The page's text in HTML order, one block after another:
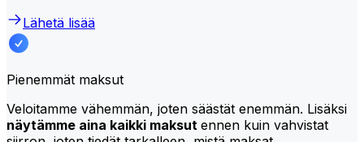
Lähetä lisää
Pienemmät maksut
Veloitamme vähemmän, joten säästät enemmän. Lisäksi
näytämme aina kaikki maksut ennen kuin vahvistat